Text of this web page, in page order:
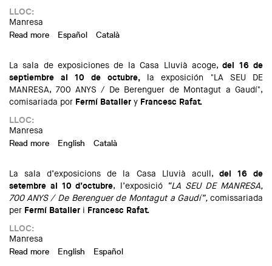
LLOC:
Manresa
Read more about Exhibition “LA SEU DE MANRESA, 700 ANYS / De
Español Català
La sala de exposiciones de la Casa Lluvià acoge,del 16 de
septiembre al 10 de octubre,la exposición "LA SEU DE
MANRESA, 700 ANYS / De Berenguer de Montagut a Gaudí",
comisariada por Fermí Bataller y Francesc Rafat.
LLOC:
Manresa
Read more about EXPOSICIÓ “LA SEU DE MANRESA, 700 ANYS /
English Català
La sala d’exposicions de la Casa Lluvià acull, del 16 de
setembre al 10 d’octubre, l’exposició “LA SEU DE MANRESA,
700 ANYS / De Berenguer de Montagut a Gaudí”, comissariada
per Fermí Bataller i Francesc Rafat.
LLOC:
Manresa
Read more about Exposició: “La Seu de Manresa, 700 anys / De
English Español